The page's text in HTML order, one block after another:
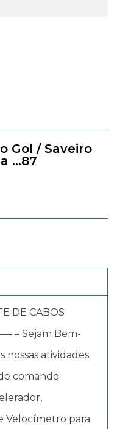
Gol / Saveiro
…87
DE CABOS
– Sejam Bem-
nossas atividades
comando
Velocímetro para